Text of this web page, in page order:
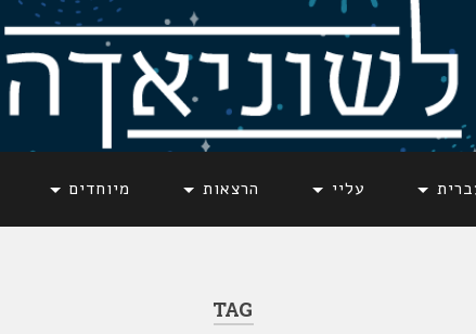
עליי הרצאות מיוחדים
TAG